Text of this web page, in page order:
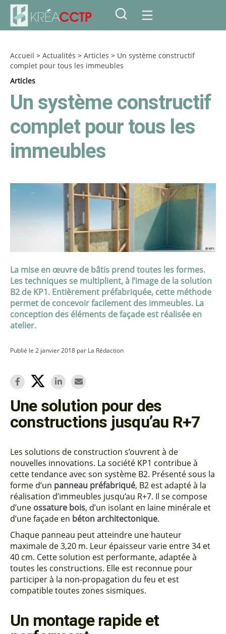
Accueil > Actualités > Articles > Un système constructif
complet pour tous les immeubles
Articles
Un système constructif
complet pour tous les
immeubles
La mise en œuvre de bâtis prend toutes les formes.
Les techniques se multiplient, à l’image de la solution
B2 de KP1. Entièrement préfabriquée, cette méthode
permet de concevoir facilement des immeubles. La
conception des éléments de façade est réalisée en
atelier.
Publié le 2 janvier 2018 par La Rédaction
Une solution pour des
constructions jusqu’au R+7
Les solutions de construction s’ouvrent à de
nouvelles innovations. La société KP1 contribue à
cette tendance avec son système B2. Présenté sous la
forme d’un panneau préfabriqué, B2 est adapté à la
réalisation d’immeubles jusqu’au R+7. Il se compose
d’une ossature bois, d’un isolant en laine minérale et
d’une façade en béton architectonique.
Chaque panneau peut atteindre une hauteur
maximale de 3,20 m. Leur épaisseur varie entre 34 et
40 cm. Cette solution est performante, adaptée à
toutes les constructions. Elle est reconnue pour
participer à la non-propagation du feu et est
compatible toutes zones sismiques.
Un montage rapide et